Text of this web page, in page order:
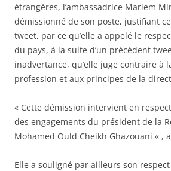
étrangères, l’ambassadrice Mariem
démissionné de son poste, justifiant
tweet, par ce qu’elle a appelé le
du pays, à la suite d’un précédent
inadvertance, qu’elle juge contraire à
profession et aux principes de la
« Cette démission intervient en
des engagements du président de la
Mohamed Ould Cheikh Ghazouani « ,
Elle a souligné par ailleurs son